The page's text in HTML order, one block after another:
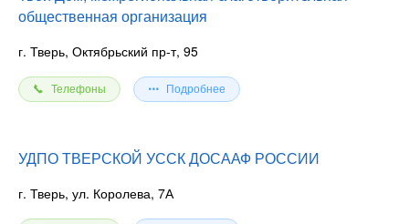
общественная организация
г. Тверь, Октябрьский пр-т, 95
Телефоны Подробнее
УДПО ТВЕРСКОЙ УССК ДОСААФ РОССИИ
г. Тверь, ул. Королева, 7А